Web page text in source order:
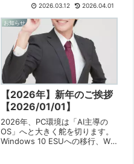
中。4.6GBパッチによるプロフ
明日3/25のプレビュー更新（C
リリース）で文鎮化を避けるた
めの必須自衛策とは？
2026.03.12 2026.04.01
お知らせ
【2026年】新年のご挨拶
【2026/01/01】
2026年、PC環境は「AI主導の
OS」へと大きく舵を切ります。
Windows 10 ESUへの移行、Win